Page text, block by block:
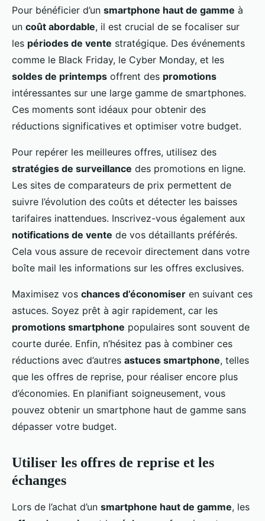
Pour bénéficier d’un smartphone haut de gamme à
un coût abordable, il est crucial de se focaliser sur
les périodes de vente stratégique. Des événements
comme le Black Friday, le Cyber Monday, et les
soldes de printemps offrent des promotions
intéressantes sur une large gamme de smartphones.
Ces moments sont idéaux pour obtenir des
réductions significatives et optimiser votre budget.
Pour repérer les meilleures offres, utilisez des
stratégies de surveillance des promotions en ligne.
Les sites de comparateurs de prix permettent de
suivre l’évolution des coûts et détecter les baisses
tarifaires inattendues. Inscrivez-vous également aux
notifications de vente de vos détaillants préférés.
Cela vous assure de recevoir directement dans votre
boîte mail les informations sur les offres exclusives.
Maximisez vos chances d’économiser en suivant ces
astuces. Soyez prêt à agir rapidement, car les
promotions smartphone populaires sont souvent de
courte durée. Enfin, n’hésitez pas à combiner ces
réductions avec d’autres astuces smartphone, telles
que les offres de reprise, pour réaliser encore plus
d’économies. En planifiant soigneusement, vous
pouvez obtenir un smartphone haut de gamme sans
dépasser votre budget.
Utiliser les offres de reprise et les
échanges
Lors de l’achat d’un smartphone haut de gamme, les